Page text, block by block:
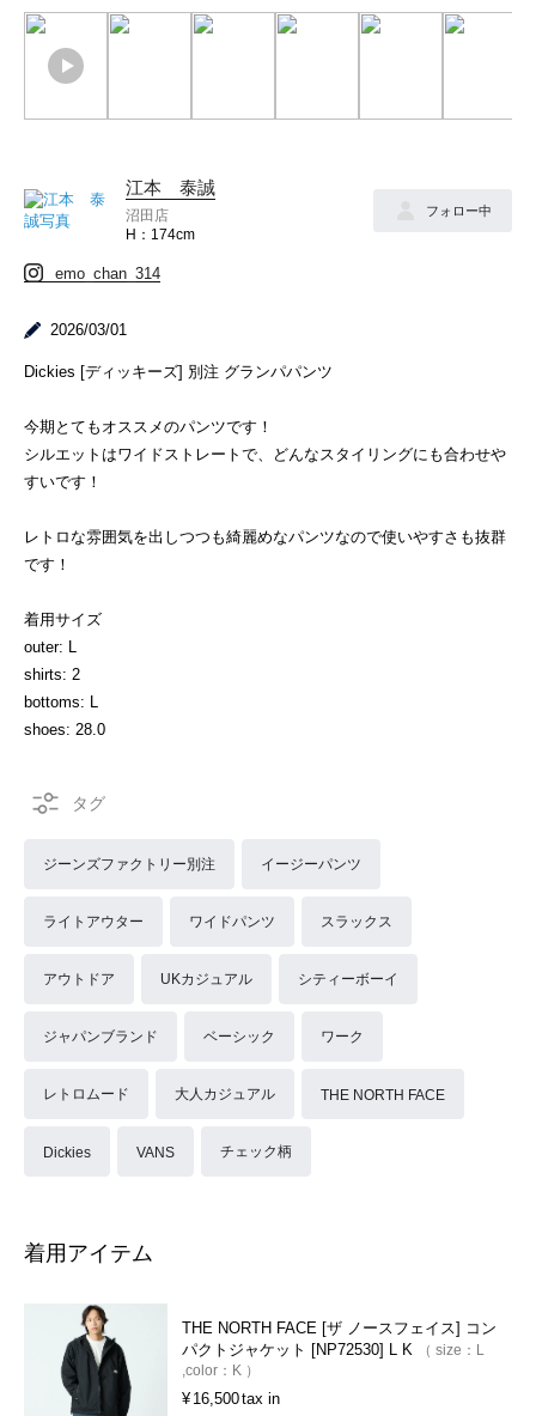
江本 泰誠
沼田店
174cm
フォロー中
emo_chan_314
2026/03/01
Dickies [ディッキーズ] 別注 グランパパンツ
今期とてもオススメのパンツです！
シルエットはワイドストレートで、どんなスタイリングにも合わせや
すいです！
レトロな雰囲気を出しつつも綺麗めなパンツなので使いやすさも抜群
です！
着用サイズ
outer: L
shirts: 2
bottoms: L
shoes: 28.0
ジーンズファクトリー別注 イージーパンツ
ライトアウター ワイドパンツ スラックス
アウトドア UKカジュアル シティーボーイ
ジャパンブランド ベーシック ワーク
レトロムード 大人カジュアル THE NORTH FACE
Dickies VANS チェック柄
着用アイテム
THE NORTH FACE [ザ ノースフェイス] コン
パクトジャケット [NP72530] L K
size： L
color： K
¥ 16,500tax in